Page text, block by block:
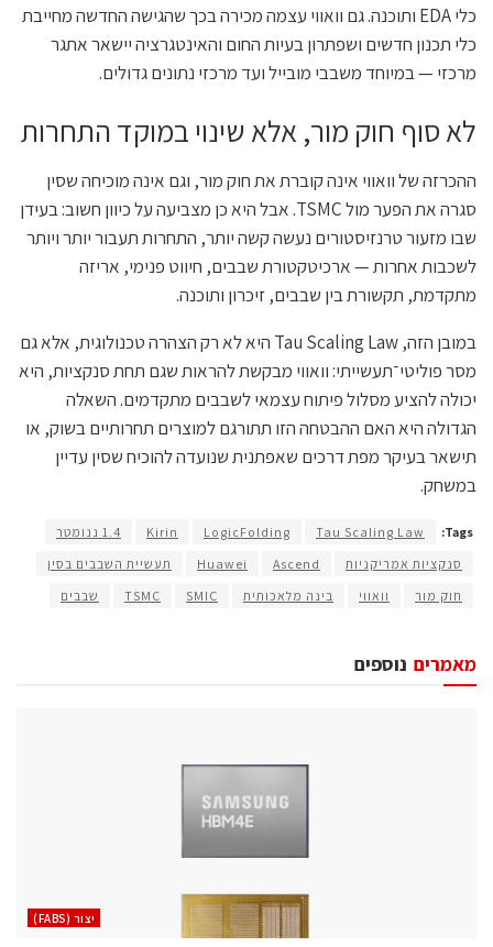
כלי EDA ותוכנה. גם וואווי עצמה מכירה בכך שהגישה החדשה מחייבת
כלי תכנון חדשים ושפתרון בעיות החום והאינטגרציה יישאר אתגר
מרכזי — במיוחד משבבי מובייל ועד מרכזי נתונים גדולים.
לא סוף חוק מור, אלא שינוי במוקד התחרות
ההכרזה של וואווי אינה קוברת את חוק מור, וגם אינה מוכיחה שסין
סגרה את הפער מול TSMC. אבל היא כן מצביעה על כיוון חשוב: בעידן
שבו מזעור טרנזיסטורים נעשה קשה יותר, התחרות תעבור יותר ויותר
לשכבות אחרות — ארכיטקטורת שבבים, חיווט פנימי, אריזה
מתקדמת, תקשורת בין שבבים, זיכרון ותוכנה.
במובן הזה, Tau Scaling Law היא לא רק הצהרה טכנולוגית, אלא גם
מסר פוליטי־תעשייתי: וואווי מבקשת להראות שגם תחת סנקציות, היא
יכולה להציע מסלול פיתוח עצמאי לשבבים מתקדמים. השאלה
הגדולה היא האם ההבטחה הזו תתורגם למוצרים תחרותיים בשוק, או
תישאר בעיקר מפת דרכים שאפתנית שנועדה להוכיח שסין עדיין
במשחק.
Tags:
Tau Scaling Law
LogicFolding
Kirin
1.4 ננומטר
סנקציות אמריקניות
Ascend
Huawei
תעשיית השבבים בסין
חוק מור
וואווי בינה מלאכותית SMIC
TSMC שבבים
נוספים מאמרים
‫יצור (‪(FABS‬‬